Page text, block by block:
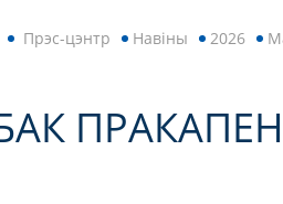
Прэс-цэнтр Навiны 2026